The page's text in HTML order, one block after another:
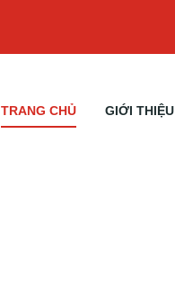
TRANG CHỦ GIỚI THIỆU